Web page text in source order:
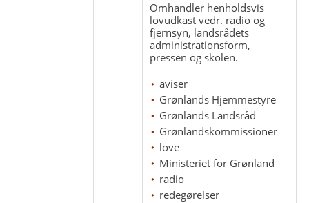
Omhandler henholdsvis
lovudkast vedr. radio og
fjernsyn, landsrådets
administrationsform,
pressen og skolen.
aviser
Grønlands Hjemmestyre
Grønlands Landsråd
Grønlandskommissioner
love
Ministeriet for Grønland
radio
redegørelser